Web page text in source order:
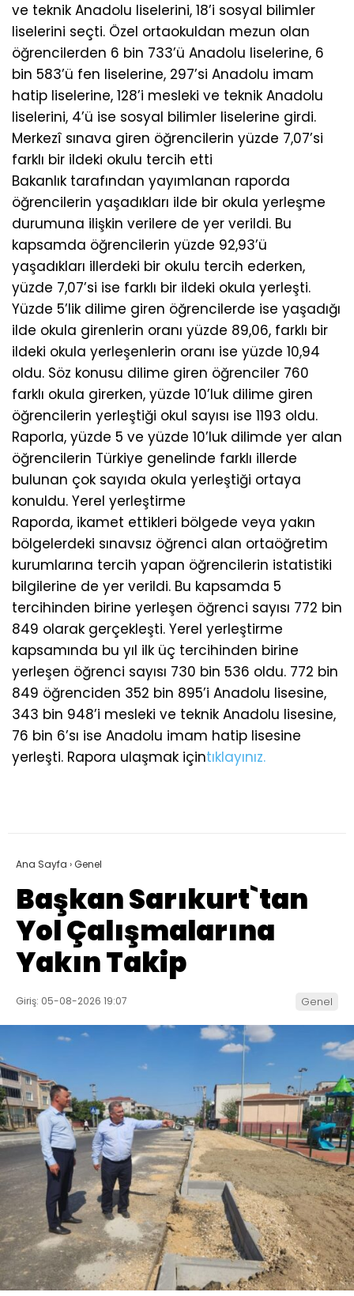
ve teknik Anadolu liselerini, 18’i sosyal bilimler
liselerini seçti. Özel ortaokuldan mezun olan
öğrencilerden 6 bin 733’ü Anadolu liselerine, 6
bin 583’ü fen liselerine, 297’si Anadolu imam
hatip liselerine, 128’i mesleki ve teknik Anadolu
liselerini, 4’ü ise sosyal bilimler liselerine girdi.
Merkezî sınava giren öğrencilerin yüzde 7,07’si
farklı bir ildeki okulu tercih etti
Bakanlık tarafından yayımlanan raporda
öğrencilerin yaşadıkları ilde bir okula yerleşme
durumuna ilişkin verilere de yer verildi. Bu
kapsamda öğrencilerin yüzde 92,93’ü
yaşadıkları illerdeki bir okulu tercih ederken,
yüzde 7,07’si ise farklı bir ildeki okula yerleşti.
Yüzde 5’lik dilime giren öğrencilerde ise yaşadığı
ilde okula girenlerin oranı yüzde 89,06, farklı bir
ildeki okula yerleşenlerin oranı ise yüzde 10,94
oldu. Söz konusu dilime giren öğrenciler 760
farklı okula girerken, yüzde 10’luk dilime giren
öğrencilerin yerleştiği okul sayısı ise 1193 oldu.
Raporla, yüzde 5 ve yüzde 10’luk dilimde yer alan
öğrencilerin Türkiye genelinde farklı illerde
bulunan çok sayıda okula yerleştiği ortaya
konuldu. Yerel yerleştirme
Raporda, ikamet ettikleri bölgede veya yakın
bölgelerdeki sınavsız öğrenci alan ortaöğretim
kurumlarına tercih yapan öğrencilerin istatistiki
bilgilerine de yer verildi. Bu kapsamda 5
tercihinden birine yerleşen öğrenci sayısı 772 bin
849 olarak gerçekleşti. Yerel yerleştirme
kapsamında bu yıl ilk üç tercihinden birine
yerleşen öğrenci sayısı 730 bin 536 oldu. 772 bin
849 öğrenciden 352 bin 895’i Anadolu lisesine,
343 bin 948’i mesleki ve teknik Anadolu lisesine,
76 bin 6’sı ise Anadolu imam hatip lisesine
yerleşti. Rapora ulaşmak içintıklayınız.
Ana Sayfa ›Genel
Başkan Sarıkurt`tan
Yol Çalışmalarına
Yakın Takip
Giriş: 05-08-2026 19:07 Genel